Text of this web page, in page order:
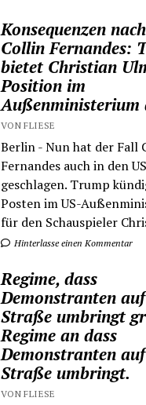
Konsequenzen
Collin Fernandes:
bietet Christian
Position im
Außenministerium
VON FLIESE
Berlin - Nun hat der Fall
Fernandes auch in den
geschlagen. Trump
Posten im US-
für den Schauspieler
Hinterlasse einen Kommentar
Regime, dass
Demonstranten
Straße umbringt
Regime an dass
Demonstranten
Straße umbringt.
VON FLIESE